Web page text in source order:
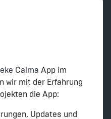
Calma App im
wir mit der Erfahrung
die App:
Updates und